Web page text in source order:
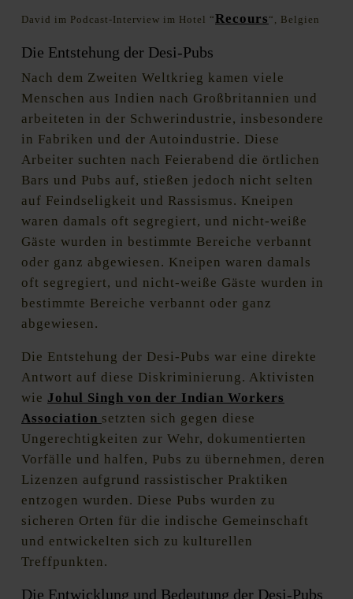
David im Podcast-Interview im Hotel “Recours “, Belgien
Die Entstehung der Desi-Pubs
Nach dem Zweiten Weltkrieg kamen viele
Menschen aus Indien nach Großbritannien und
arbeiteten in der Schwerindustrie, insbesondere
in Fabriken und der Autoindustrie. Diese
Arbeiter suchten nach Feierabend die örtlichen
Bars und Pubs auf, stießen jedoch nicht selten
auf Feindseligkeit und Rassismus. Kneipen
waren damals oft segregiert, und nicht-weiße
Gäste wurden in bestimmte Bereiche verbannt
oder ganz abgewiesen. Kneipen waren damals
oft segregiert, und nicht-weiße Gäste wurden in
bestimmte Bereiche verbannt oder ganz
abgewiesen.
Die Entstehung der Desi-Pubs war eine direkte
Antwort auf diese Diskriminierung. Aktivisten
wie Johul Singh von der Indian Workers
Association setzten sich gegen diese
Ungerechtigkeiten zur Wehr, dokumentierten
Vorfälle und halfen, Pubs zu übernehmen, deren
Lizenzen aufgrund rassistischer Praktiken
entzogen wurden. Diese Pubs wurden zu
sicheren Orten für die indische Gemeinschaft
und entwickelten sich zu kulturellen
Treffpunkten.
Die Entwicklung und Bedeutung der Desi-Pubs